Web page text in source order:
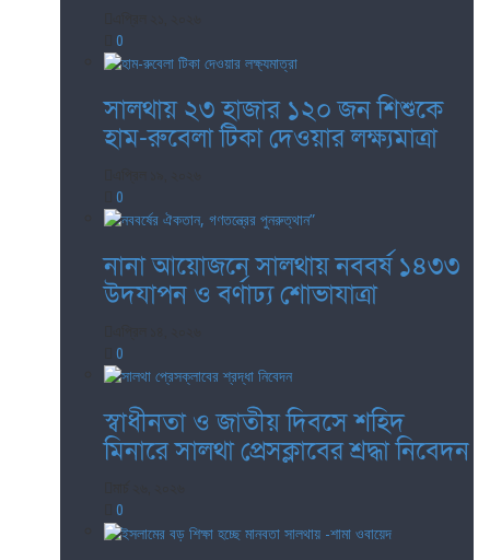
0
সালথায় ২৩ হাজার ১২০ জন শিশুকে
হাম-রুবেলা টিকা দেওয়ার লক্ষ্যমাত্রা
0
নানা আয়োজনে সালথায় নববর্ষ ১৪৩৩
উদযাপন ও বর্ণাঢ্য শোভাযাত্রা
0
স্বাধীনতা ও জাতীয় দিবসে শহিদ
মিনারে সালথা প্রেসক্লাবের শ্রদ্ধা নিবেদন
0